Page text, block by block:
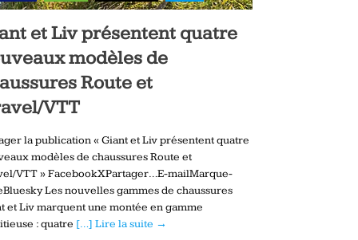
et Liv présentent quatre
modèles de
Route et
VTT
la publication « Giant et Liv présentent quatre
modèles de chaussures Route et
VTT » FacebookXPartager…E-mailMarque-
Les nouvelles gammes de chaussures
et Liv marquent une montée en gamme
: quatre […] Lire la suite →